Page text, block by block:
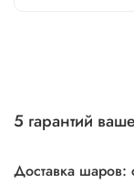
5 гарантий
Доставка